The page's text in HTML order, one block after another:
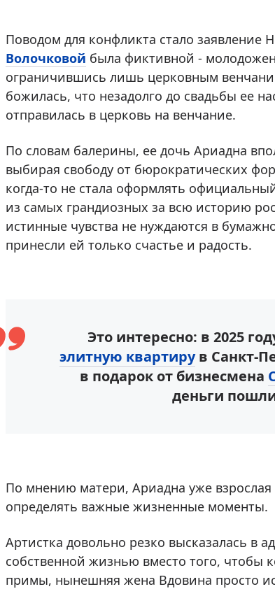
Поводом для конфликта стало заявление
Волочковой была фиктивной -
ограничившись лишь церковным
божилась, что незадолго до свадьбы ее
отправилась в церковь на венчание.
По словам балерины, ее дочь Ариадна
выбирая свободу от бюрократических
когда-то не стала оформлять
из самых грандиозных за всю историю
истинные чувства не нуждаются в
принесли ей только счастье и радость.
Это интересно: в 2025
элитную квартирув Санкт-
в подарок от бизнесмена
деньги
По мнению матери, Ариадна уже
определять важные жизненные моменты.
Артистка довольно резко высказалась в
собственной жизнью вместо того,
примы, нынешняя жена Вдовина просто